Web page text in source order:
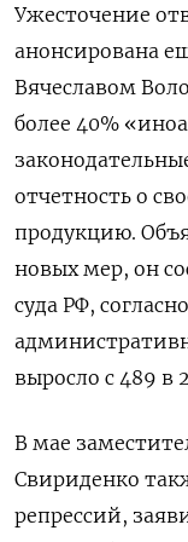
Ужесточение
анонсирована
Вячеславом
более 40%
отчетность о
продукцию.
новых мер, он
суда РФ,
выросло с 489 в
В мае
Свириденко
репрессий,